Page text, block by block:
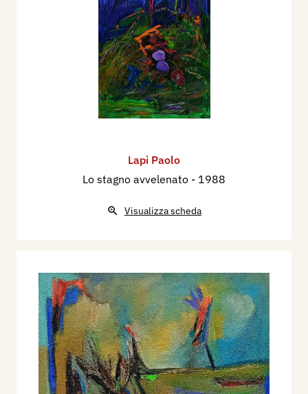
Lapi Paolo
Lo stagno avvelenato - 1988
Visualizza scheda